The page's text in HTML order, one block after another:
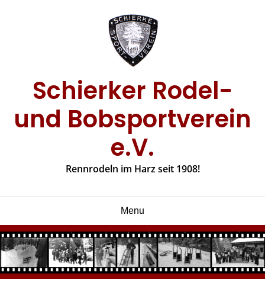
Schierker Rodel-
und Bobsportverein
e.V.
Rennrodeln im Harz seit 1908!
Menu